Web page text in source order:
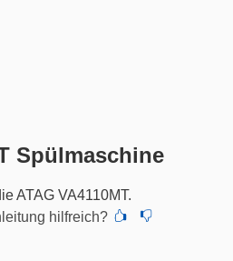
Spülmaschine
ATAG VA4110MT.
hilfreich?